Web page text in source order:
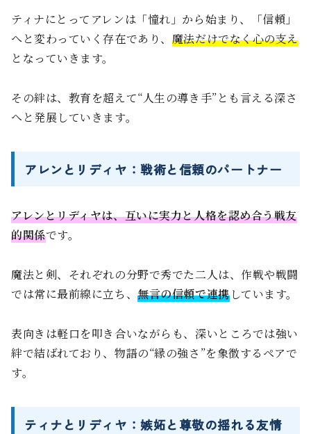
ティナにとってアレンは「憧れ」から始まり、「信頼」
へと変わっていく存在であり、 魔法だけでなく心の支え
となっていきます。
その絆は、教育を超えて“人生の導き手”とも言える深さ
へと発展していきます。
アレンとリディヤ：戦術と信頼のパートナー
アレンとリディヤは、互いに実力と人格を認め合う戦友
的関係です。
魔法と剣、それぞれの分野で秀でた二人は、作戦や戦闘
では常に最前線に立ち、無言の信頼で連携しています。
表向きは軽口を叩き合いながらも、深いところでは強い
絆で結ばれており、物語の“縁の強さ”を象徴するペアで
す。
ティナとリディヤ：嫉妬と尊敬の揺れる友情